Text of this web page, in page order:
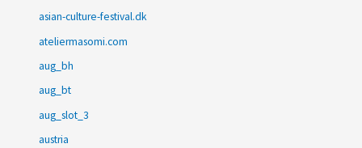
asian-culture-festival.dk
ateliermasomi.com
aug_bh
aug_bt
aug_slot_3
austria